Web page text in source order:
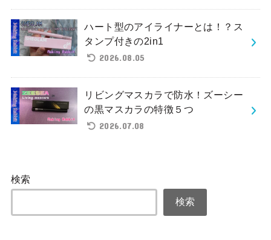
ハート型のアイライナーとは！？ス
タンプ付きの2in1
2026.08.05
リビングマスカラで防水！ズーシー
の黒マスカラの特徴５つ
2026.07.08
検索
検索